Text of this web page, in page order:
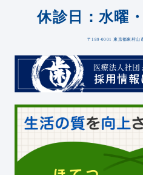
休診日：水曜
〒189-0001 東京都東村山